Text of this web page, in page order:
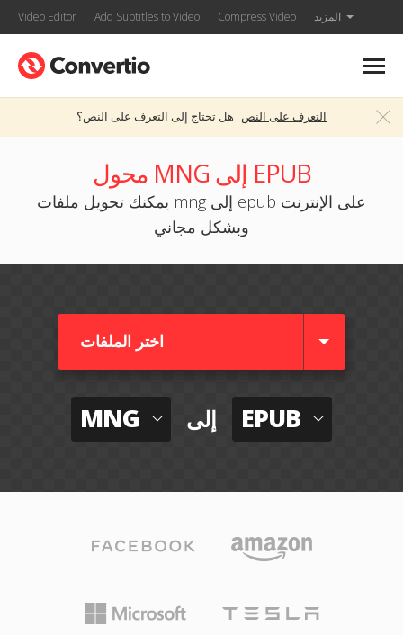
Video Editor Add Subtitles to Video Compress Video المزيد
هل تحتاج إلى التعرف على النص؟ التعرف على النص
محول MNG إلى EPUB
يمكنك تحويل ملفات mng إلى epub على الإنترنت
وبشكل مجاني
اختر الملفات
MNG إلى EPUB